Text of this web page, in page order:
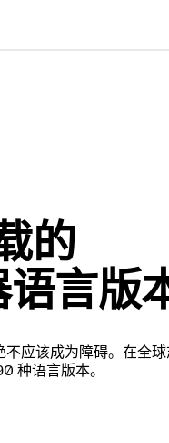
的
言版
应该成为障碍。在全
种语言版本。